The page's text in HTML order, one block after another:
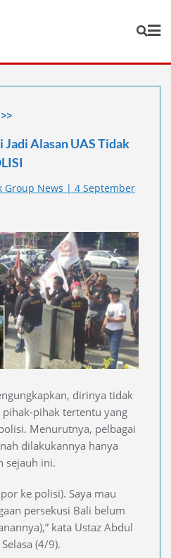
Jadi Alasan UAS Tidak
Group News | 4 September
dirinya tidak
pihak tertentu yang
Menurutnya, pelbagai
dilakukannya hanya
sejauh ini.
ke polisi). Saya mau
persekusi Bali belum
kata Ustaz Abdul
(4/9).